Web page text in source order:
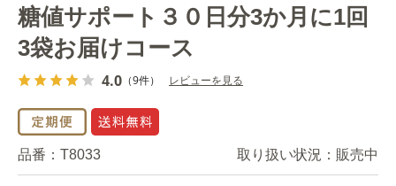
糖値サポート３０日分3か月に1回
3袋お届けコース
4.0 （9件） レビューを見る
品番： T8033 取り扱い状況： 販売中